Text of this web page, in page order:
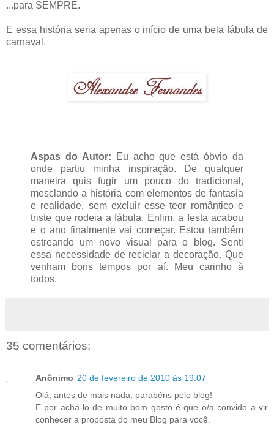
...para SEMPRE.
E essa história seria apenas o início de uma bela fábula de
carnaval.
Aspas do Autor: Eu acho que está óbvio da
onde partiu minha inspiração. De qualquer
maneira quis fugir um pouco do tradicional,
mesclando a história com elementos de fantasia
e realidade, sem excluir esse teor romântico e
triste que rodeia a fábula. Enfim, a festa acabou
e o ano finalmente vai começar. Estou também
estreando um novo visual para o blog. Senti
essa necessidade de reciclar a decoração. Que
venham bons tempos por aí. Meu carinho à
todos.
35 comentários:
Anônimo 20 de fevereiro de 2010 às 19:07
Olá, antes de mais nada, parabéns pelo blog!
E por acha-lo de muito bom gosto é que o/a convido a vir
conhecer a proposta do meu Blog para você.